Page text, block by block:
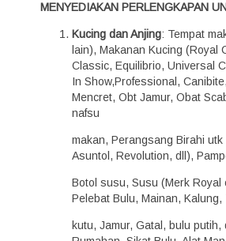
MENYEDIAKAN PERLENGKAPAN
Kucing dan Anjing: Tempat
lain), Makanan Kucing (Royal
Classic, Equilibrio, Universal
In Show,Professional,
Mencret, Obt Jamur, Obat
nafsu
makan, Perangsang Birahi
Asuntol, Revolution, dll),
Botol susu, Susu (Merk Royal
Pelebat Bulu, Mainan,
kutu, Jamur, Gatal, bulu